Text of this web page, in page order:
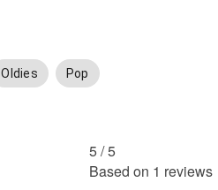
Oldies Pop
5 /5
Based on 1 reviews